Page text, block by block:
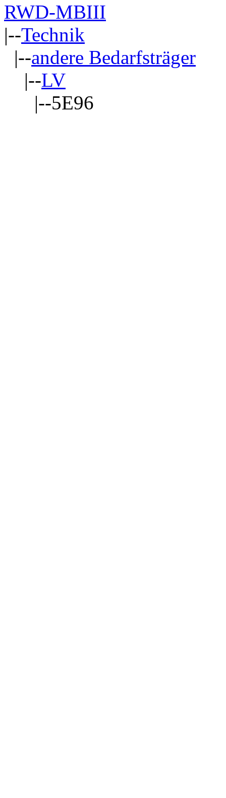
RWD-MBIII
|--Technik
|--andere Bedarfsträger
|--LV
|--5E96